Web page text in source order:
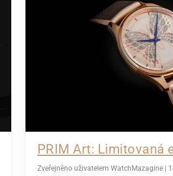
PRIM Art: Limitovaná
Zveřejněno uživatelem WatchMazagine|